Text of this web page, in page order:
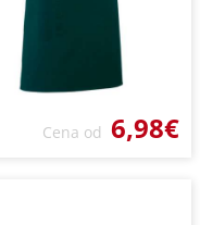
Cena od 6,98€